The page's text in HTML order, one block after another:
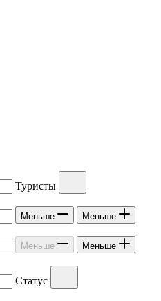
Туристы
Меньше Меньше
Меньше Меньше
Статус